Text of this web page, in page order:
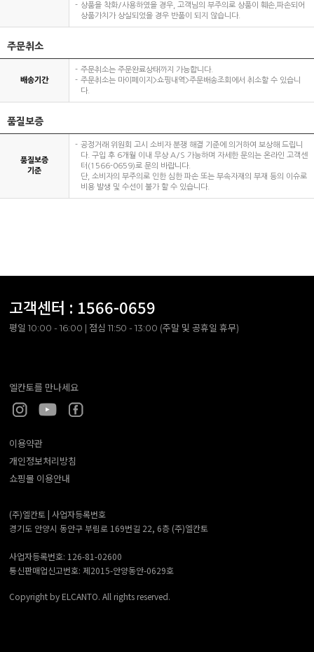
상품을 착화/사용하였을 경우, 고객님의 부주의로 상품이 훼손,파손되어
상품가치가 상실되었을 경우 반품이 되지 않습니다.
주문취소
배송기간
주문취소는 주문완료상태까지 가능합니다.
주문취소는 마이페이지>쇼핑내역>주문배송조회에서 취소할 수 있습니
다.
품질보증
품질보증
기준
공정거래 위원회 고시 소비자 분쟁 해결 기준에 의거하여 보상해 드립니
다. 구입 후 6개월 이내 무상 A/S 가능하며 자세한 문의는 온라인 고객센
터(1566-0659)로 문의 바랍니다.
단, 소비자의 부주의로 인한 심한 파손 또는 부속자재의 부재 등의 이슈로
비용 발생 및 수선이 불가 할 수 있습니다.
고객센터 : 1566-0659
평일 10:00 - 16:00 | 점심 11:50 - 13:00 (주말 및 공휴일 휴무)
엘칸토를 만나세요
이용약관
개인정보처리방침
쇼핑몰 이용안내
(주)엘칸토 | 사업자등록번호
경기도 안양시 동안구 부림로 169번길 22, 6층 (주)엘칸토
사업자등록번호: 126-81-02600
통신판매업신고번호: 제2015-안양동안-0629호
Copyright by ELCANTO. All rights reserved.